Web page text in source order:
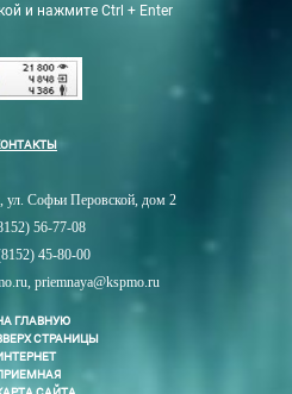
и нажмите Ctrl + Enter
ул. Софьи Перовской, дом 2
56-77-08
45-80-00
priemnaya@kspmo.ru
ГЛАВНУЮ
СТРАНИЦЫ